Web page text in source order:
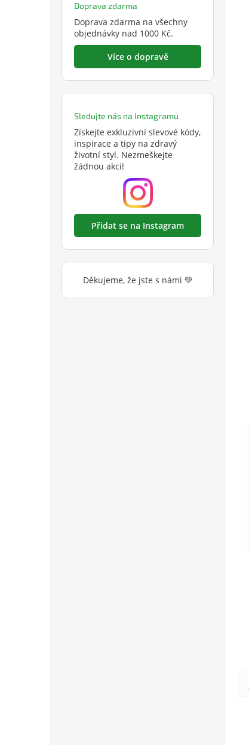
Doprava zdarma
Doprava zdarma na všechny
objednávky nad 1000 Kč.
Více o dopravě
Sledujte nás na Instagramu
Získejte exkluzivní slevové kódy,
inspirace a tipy na zdravý
životní styl. Nezmeškejte
žádnou akci!
Přidat se na Instagram
Děkujeme, že jste s námi 💚